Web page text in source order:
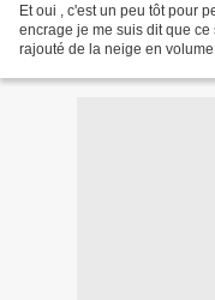
Et oui , c'est un peu tôt pour
encrage je me suis dit que
rajouté de la neige en